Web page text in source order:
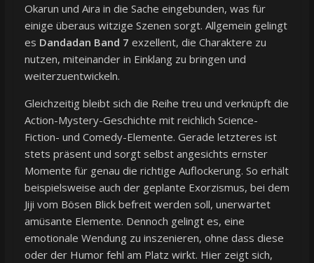
Okarun und Aira in die Sache eingebunden, was für
einige überaus witzige Szenen sorgt. Allgemein gelingt
es Dandadan Band 7 exzellent, die Charaktere zu
nutzen, miteinander in Einklang zu bringen und
weiterzuentwickeln.
Gleichzeitig bleibt sich die Reihe treu und verknüpft die
Action-Mystery-Geschichte mit reichlich Science-
Fiction- und Comedy-Elemente. Gerade letzteres ist
stets präsent und sorgt selbst angesichts ernster
Momente für genau die richtige Auflockerung. So erhält
beispielsweise auch der geplante Exorzismus, bei dem
Jiji vom Bösen Blick befreit werden soll, unerwartet
amüsante Elemente. Dennoch gelingt es, eine
emotionale Wendung zu inszenieren, ohne dass diese
oder der Humor fehl am Platz wirkt. Hier zeigt sich,